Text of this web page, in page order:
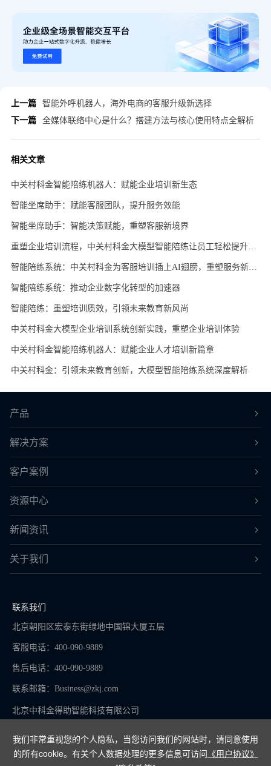
我们非常重视您的个人隐私，当您访问我们的网站时，请同意使用
的所有cookie。有关个人数据处理的更多信息可访问 《用户协议》
上一篇
智能外呼机器人，海外电商的客服升级新选择
下一篇
全媒体联络中心是什么？搭建方法与核心使用特点全解析
相关文章
中关村科金智能陪练机器人：赋能企业培训新生态
智能坐席助手：赋能客服团队，提升服务效能
智能坐席助手：智能决策赋能，重塑客服新境界
智能陪练系统：推动企业数字化转型的加速器
智能陪练：重塑培训质效，引领未来教育新风尚
中关村科金大模型企业培训系统创新实践，重塑企业培训体验
中关村科金智能陪练机器人：赋能企业人才培训新篇章
中关村科金：引领未来教育创新，大模型智能陪练系统深度解析
产品
解决方案
客户案例
资源中心
新闻资讯
关于我们
联系我们
北京朝阳区宏泰东街绿地中国锦大厦五层
客服电话：400-090-9889
售后电话：400-090-9889
联系邮箱： Business@zkj.com
北京中科金得助智能科技有限公司
京ICP备16065273号-9